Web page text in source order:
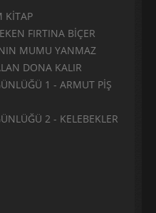
KİTAP
FIRTINA BİÇER
MUMU YANMAZ
DONA KALIR
1 - ARMUT PİŞ
2 - KELEBEKLER